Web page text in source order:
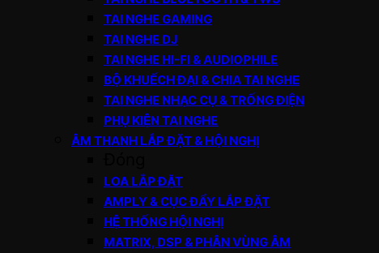
TAI NGHE GAMING
TAI NGHE DJ
TAI NGHE HI-FI & AUDIOPHILE
BỘ KHUẾCH ĐẠI & CHIA TAI NGHE
TAI NGHE NHẠC CỤ & TRỐNG ĐIỆN
PHỤ KIỆN TAI NGHE
ÂM THANH LẮP ĐẶT & HỘI NGHỊ
LOA LẮP ĐẶT
AMPLY & CỤC ĐẨY LẮP ĐẶT
HỆ THỐNG HỘI NGHỊ
MATRIX, DSP & PHÂN VÙNG ÂM